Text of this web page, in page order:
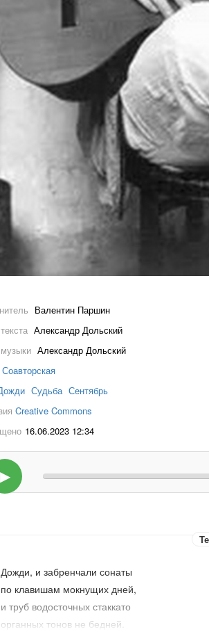
Валентин Паршин
Александр Дольский
Александр Дольский
Соавторская
Судьба Сентябрь
Creative Commons
16.06.2023 12:34
▶
Дожди, и забренчали сонаты
по клавишам мокнущих дней,
и труб водосточных стаккато
органных тонов не бедней.